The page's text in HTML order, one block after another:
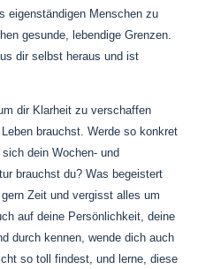
eigenständigen Menschen zu
gesunde, lebendige Grenzen.
dir selbst heraus und ist
dir Klarheit zu verschaffen
brauchst. Werde so konkret
dein Wochen- und
brauchst du? Was begeistert
Zeit und vergisst alles um
auf deine Persönlichkeit, deine
durch kennen, wende dich auch
so toll findest, und lerne, diese